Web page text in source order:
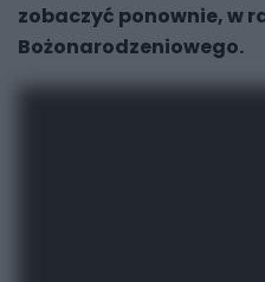
zobaczyć ponownie, w
Bożonarodzeniowego.